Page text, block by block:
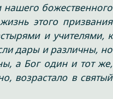
божественного
этого призвания
и учителями, к
дары и различны, но
а Бог один и тот же,
возрастало в святый